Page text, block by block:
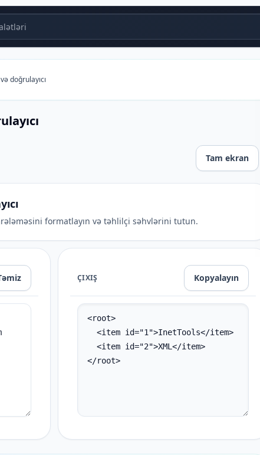
doğrulayıcı
Tam ekran
formatlayın və təhlilçi səhvlərini tutun.
ÇIXIŞ Kopyalayın